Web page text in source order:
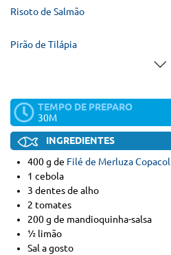
Risoto de Salmão
Pirão de Tilápia
TEMPO DE PREPARO
30M
INGREDIENTES
400 g de Filé de Merluza Copacol
1 cebola
3 dentes de alho
2 tomates
200 g de mandioquinha-salsa
½ limão
Sal a gosto